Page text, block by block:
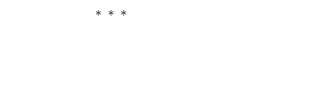
＊＊＊